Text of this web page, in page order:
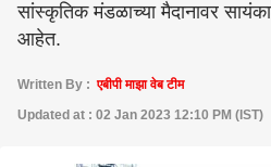
सांस्कृतिक मंडळाच्या मैदानावर
आहेत.
Written By :एबीपी माझा वेब टीम
Updated at : 02 Jan 2023 12:10 PM (IST)